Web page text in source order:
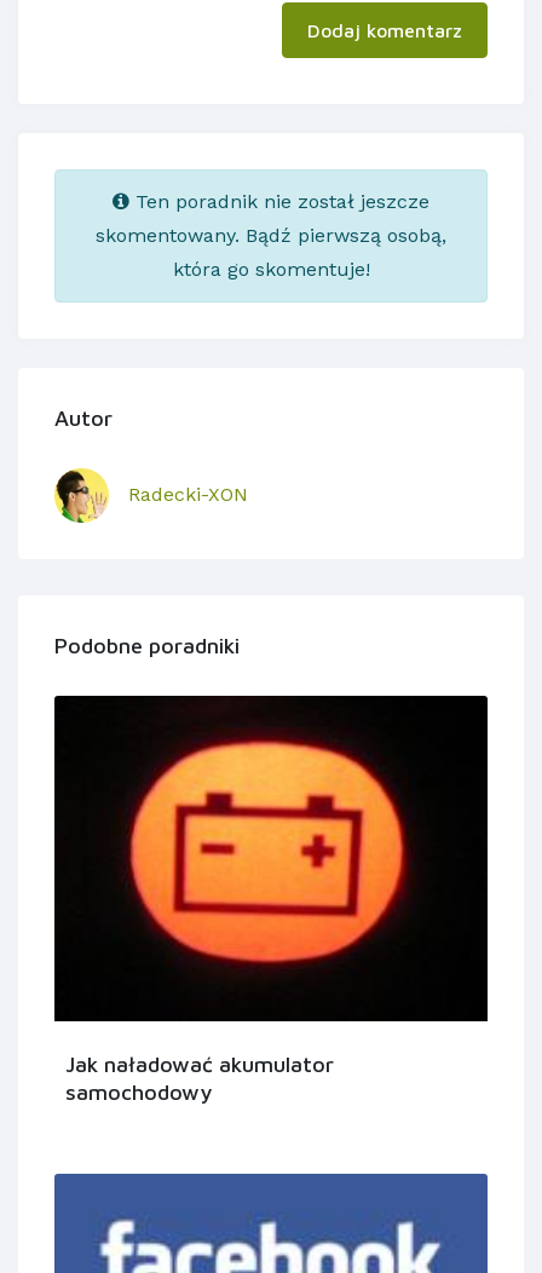
Dodaj komentarz
Ten poradnik nie został jeszcze
skomentowany. Bądź pierwszą osobą,
która go skomentuje!
Autor
Radecki-XON
Podobne poradniki
Jak naładować akumulator
samochodowy